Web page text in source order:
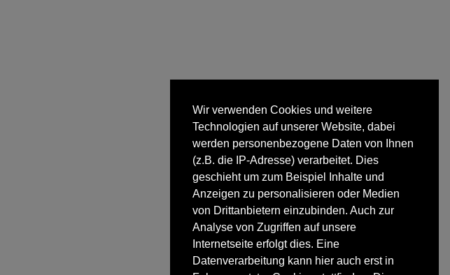
Wir verwenden Cookies und weitere
Technologien auf unserer Website, dabei
werden personenbezogene Daten von Ihnen
(z.B. die IP-Adresse) verarbeitet. Dies
geschieht um zum Beispiel Inhalte und
Anzeigen zu personalisieren oder Medien
von Drittanbietern einzubinden. Auch zur
Analyse von Zugriffen auf unsere
Internetseite erfolgt dies. Eine
Datenverarbeitung kann hier auch erst in